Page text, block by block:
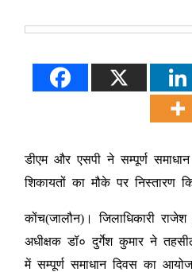
डीएम और एसपी ने सम्पूर्ण
शिकायतों का मौके पर निस्तारण
कोंच(जालौन)। जिलाधिकारी
अधीक्षक डॉ० दुर्गेश कुमार ने
में सम्पूर्ण समाधान दिवस का